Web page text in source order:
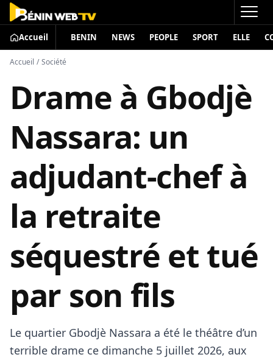
Accueil BENIN NEWS PEOPLE SPORT ELLE
Accueil / Société
Drame à Gbodjè
Nassara: un
adjudant-chef à
la retraite
séquestré et tué
par son fils
​Le quartier Gbodjè Nassara a été le théâtre d’un
terrible drame ce dimanche 5 juillet 2026, aux